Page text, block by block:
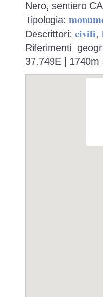
Nero, sentiero
Tipologia:
Descrittori: civili,
Riferimenti
37.749E | 1740m